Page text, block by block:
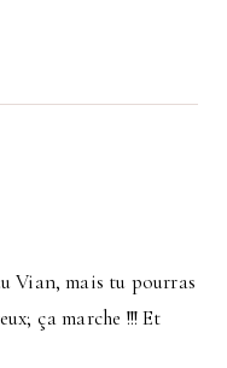
Vian, mais tu pourras
ça marche !!! Et